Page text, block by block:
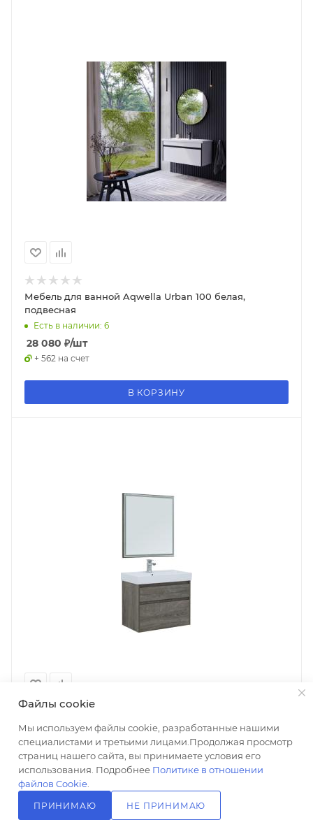
Мебель для ванной Aqwella Urban 100 белая,
подвесная
Есть в наличии: 6
28 080 ₽/шт
+ 562 на счет
В КОРЗИНУ
Мебель для ванной Aquanet Nova Lite 75 2 ящика, дуб
рошелье
Есть в наличии: 5
54 914₽/шт
+ 1098 на счет
Файлы cookie
Мы используем файлы cookie, разработанные нашими
специалистами и третьими лицами.Продолжая просмотр
страниц нашего сайта, вы принимаете условия его
использования. Подробнее Политике в отношении
файлов Cookie
ПРИНИМАЮ НЕ ПРИНИМАЮ